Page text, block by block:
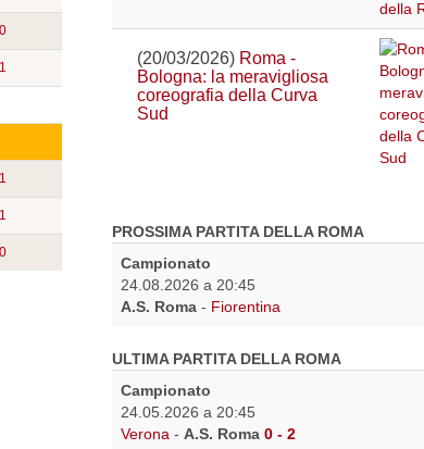
(20/03/2026) Roma -
Bologna: la meravigliosa
coreografia della Curva
Sud
PROSSIMA PARTITA DELLA ROMA
Campionato
24.08.2026 a 20:45
A.S. Roma - Fiorentina
ULTIMA PARTITA DELLA ROMA
Campionato
24.05.2026 a 20:45
Verona - A.S. Roma 0 - 2